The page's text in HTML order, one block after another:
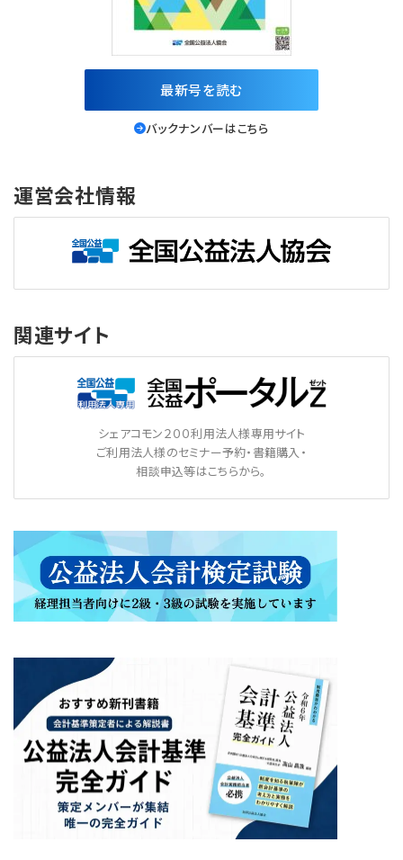
最新号を読む
バックナンバーはこちら
運営会社情報
関連サイト
シェアコモン２００利用法人様専用サイト
ご利用法人様のセミナー予約・書籍購入・
相談申込等はこちらから。